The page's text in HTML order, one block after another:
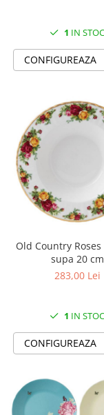
MEDICEA
CELESTIAL
HIBISCUS
SWAN
FLORENTINE
ANTHEMION GREY
ORCHARD
CREATURES OF
RENAISSANCE RED
SERENDIPITY WHITE
FLOWER FESTIVAL
LOVE BIRDS
CHIQUE VERDE
CHIQUE ROZ
Renaissance Grey
Royal White
1 IN STOC
CONFIGUREAZA
Old Country
supa 20 cm
283,00 Lei
1 IN STOC
CONFIGUREAZA